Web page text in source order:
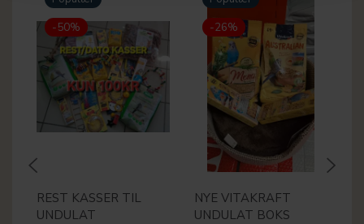
-50%
REST KASSER TIL
UNDULAT
-26%
NYE VITAKRAFT
UNDULAT BOKS